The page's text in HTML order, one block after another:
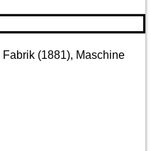
(1881), Maschine